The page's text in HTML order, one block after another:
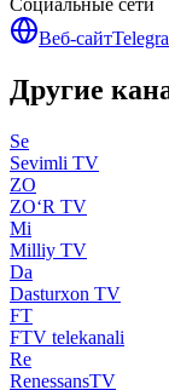
Веб-сайт
Другие
Se
Sevimli TV
ZO
ZO‘R TV
Mi
Milliy TV
Da
Dasturxon TV
FT
FTV telekanali
Re
RenessansTV